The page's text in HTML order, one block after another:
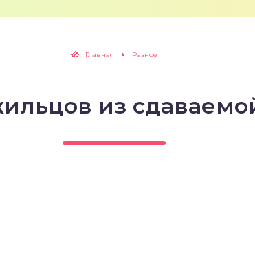
Главная Разное
из